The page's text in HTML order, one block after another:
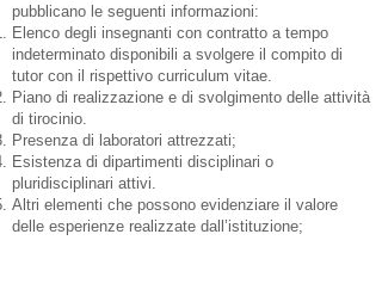
pubblicano le seguenti informazioni:
Elenco degli insegnanti con contratto a tempo
indeterminato disponibili a svolgere il compito di
tutor con il rispettivo curriculum vitae.
Piano di realizzazione e di svolgimento delle attività
di tirocinio.
Presenza di laboratori attrezzati;
Esistenza di dipartimenti disciplinari o
pluridisciplinari attivi.
Altri elementi che possono evidenziare il valore
delle esperienze realizzate dall’istituzione;